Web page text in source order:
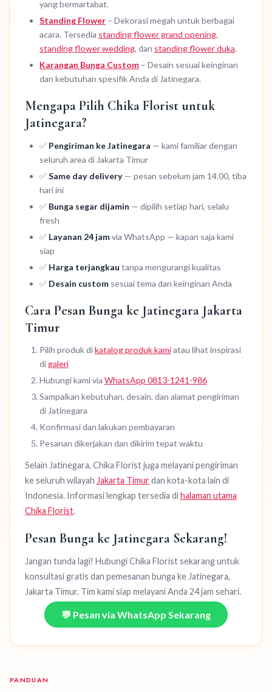
yang bermartabat.
Standing Flower – Dekorasi megah untuk berbagai
acara. Tersedia standing flower grand opening,
standing flower wedding, dan standing flower duka.
Karangan Bunga Custom – Desain sesuai keinginan
dan kebutuhan spesifik Anda di Jatinegara.
Mengapa Pilih Chika Florist untuk
Jatinegara?
✅ Pengiriman ke Jatinegara — kami familiar dengan
seluruh area di Jakarta Timur
✅Same day delivery — pesan sebelum jam 14.00, tiba
hari ini
✅ Bunga segar dijamin — dipilih setiap hari, selalu
fresh
✅ Layanan 24 jamvia WhatsApp — kapan saja kami
siap
✅ Harga terjangkau tanpa mengurangi kualitas
✅ Desain custom sesuai tema dan keinginan Anda
Cara Pesan Bunga ke Jatinegara Jakarta
Timur
Pilih produk dikatalog produk kamiatau lihat inspirasi
digaleri
Hubungi kami via WhatsApp 0813-1241-986
Sampaikan kebutuhan, desain, dan alamat pengiriman
di Jatinegara
Konfirmasi dan lakukan pembayaran
Pesanan dikerjakan dan dikirim tepat waktu
Selain Jatinegara, Chika Florist juga melayani pengiriman
ke seluruh wilayah Jakarta Timurdan kota-kota lain di
Indonesia. Informasi lengkap tersedia dihalaman utama
Chika Florist.
Pesan Bunga ke Jatinegara Sekarang!
Jangan tunda lagi! Hubungi Chika Florist sekarang untuk
konsultasi gratis dan pemesanan bunga ke Jatinegara,
Jakarta Timur. Tim kami siap melayani Anda 24 jam sehari.
💬 Pesan via WhatsApp Sekarang
PANDUAN